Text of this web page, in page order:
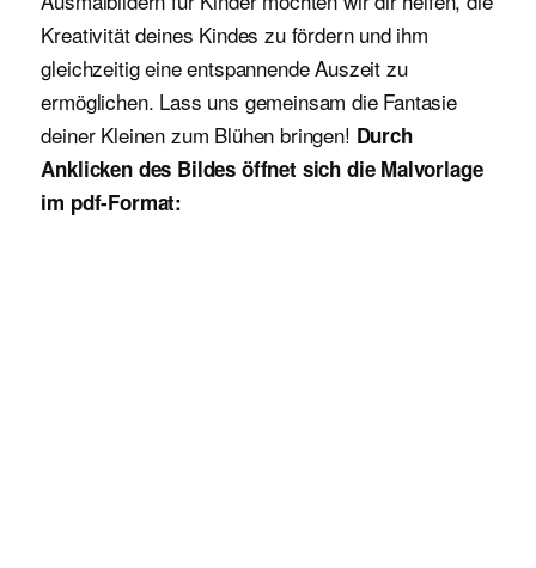
Kreativität deines Kindes zu fördern und ihm
gleichzeitig eine entspannende Auszeit zu
ermöglichen. Lass uns gemeinsam die Fantasie
deiner Kleinen zum Blühen bringen! Durch
Anklicken des Bildes öffnet sich die Malvorlage
im pdf-Format: